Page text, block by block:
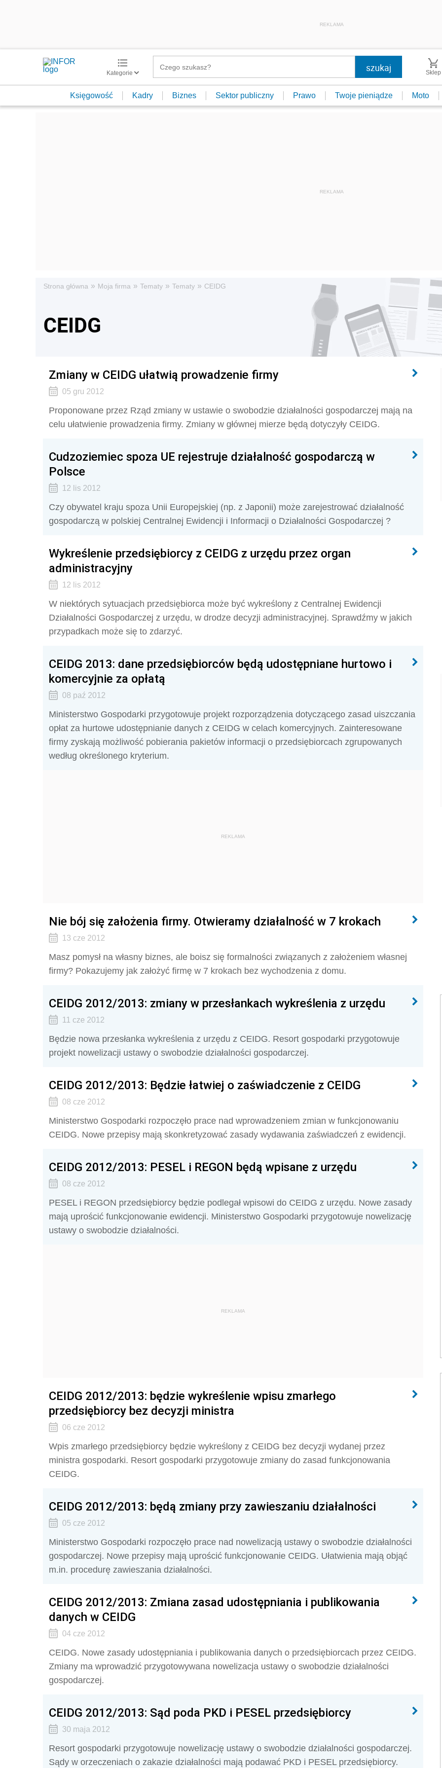
REKLAMA
Kategorie Sklep
Księgowość Kadry Biznes Sektor publiczny Prawo Twoje pieniądze Moto
Strona główna » Moja firma » Tematy » Tematy » CEIDG
CEIDG
Zmiany w CEIDG ułatwią prowadzenie firmy
05 gru 2012
Proponowane przez Rząd zmiany w ustawie o swobodzie działalności gospodarczej mają na
celu ułatwienie prowadzenia firmy. Zmiany w głównej mierze będą dotyczyły CEIDG.
Cudzoziemiec spoza UE rejestruje działalność gospodarczą w
Polsce
12 lis 2012
Czy obywatel kraju spoza Unii Europejskiej (np. z Japonii) może zarejestrować działalność
gospodarczą w polskiej Centralnej Ewidencji i Informacji o Działalności Gospodarczej ?
Wykreślenie przedsiębiorcy z CEIDG z urzędu przez organ
administracyjny
12 lis 2012
W niektórych sytuacjach przedsiębiorca może być wykreślony z Centralnej Ewidencji
Działalności Gospodarczej z urzędu, w drodze decyzji administracyjnej. Sprawdźmy w jakich
przypadkach może się to zdarzyć.
CEIDG 2013: dane przedsiębiorców będą udostępniane hurtowo i
komercyjnie za opłatą
08 paź 2012
Ministerstwo Gospodarki przygotowuje projekt rozporządzenia dotyczącego zasad uiszczania
opłat za hurtowe udostępnianie danych z CEIDG w celach komercyjnych. Zainteresowane
firmy zyskają możliwość pobierania pakietów informacji o przedsiębiorcach zgrupowanych
według określonego kryterium.
REKLAMA
Nie bój się założenia firmy. Otwieramy działalność w 7 krokach
13 cze 2012
Masz pomysł na własny biznes, ale boisz się formalności związanych z założeniem własnej
firmy? Pokazujemy jak założyć firmę w 7 krokach bez wychodzenia z domu.
CEIDG 2012/2013: zmiany w przesłankach wykreślenia z urzędu
11 cze 2012
Będzie nowa przesłanka wykreślenia z urzędu z CEIDG. Resort gospodarki przygotowuje
projekt nowelizacji ustawy o swobodzie działalności gospodarczej.
CEIDG 2012/2013: Będzie łatwiej o zaświadczenie z CEIDG
08 cze 2012
Ministerstwo Gospodarki rozpoczęło prace nad wprowadzeniem zmian w funkcjonowaniu
CEIDG. Nowe przepisy mają skonkretyzować zasady wydawania zaświadczeń z ewidencji.
CEIDG 2012/2013: PESEL i REGON będą wpisane z urzędu
08 cze 2012
PESEL i REGON przedsiębiorcy będzie podlegał wpisowi do CEIDG z urzędu. Nowe zasady
mają uprościć funkcjonowanie ewidencji. Ministerstwo Gospodarki przygotowuje nowelizację
ustawy o swobodzie działalności.
REKLAMA
CEIDG 2012/2013: będzie wykreślenie wpisu zmarłego
przedsiębiorcy bez decyzji ministra
06 cze 2012
Wpis zmarłego przedsiębiorcy będzie wykreślony z CEIDG bez decyzji wydanej przez
ministra gospodarki. Resort gospodarki przygotowuje zmiany do zasad funkcjonowania
CEIDG.
CEIDG 2012/2013: będą zmiany przy zawieszaniu działalności
05 cze 2012
Ministerstwo Gospodarki rozpoczęło prace nad nowelizacją ustawy o swobodzie działalności
gospodarczej. Nowe przepisy mają uprościć funkcjonowanie CEIDG. Ułatwienia mają objąć
m.in. procedurę zawieszania działalności.
CEIDG 2012/2013: Zmiana zasad udostępniania i publikowania
danych w CEIDG
04 cze 2012
CEIDG. Nowe zasady udostępniania i publikowania danych o przedsiębiorcach przez CEIDG.
Zmiany ma wprowadzić przygotowywana nowelizacja ustawy o swobodzie działalności
gospodarczej.
CEIDG 2012/2013: Sąd poda PKD i PESEL przedsiębiorcy
30 maja 2012
Resort gospodarki przygotowuje nowelizację ustawy o swobodzie działalności gospodarczej.
Sądy w orzeczeniach o zakazie działalności mają podawać PKD i PESEL przedsiębiorcy.